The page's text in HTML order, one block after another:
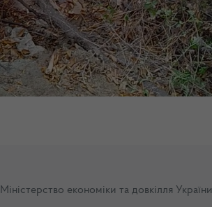
Міністерство економіки та довкілля України